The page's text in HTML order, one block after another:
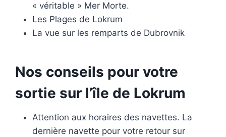
« véritable » Mer Morte.
Les Plages de Lokrum
La vue sur les remparts de Dubrovnik
Nos conseils pour votre
sortie sur l’île de Lokrum
Attention aux horaires des navettes. La
dernière navette pour votre retour sur